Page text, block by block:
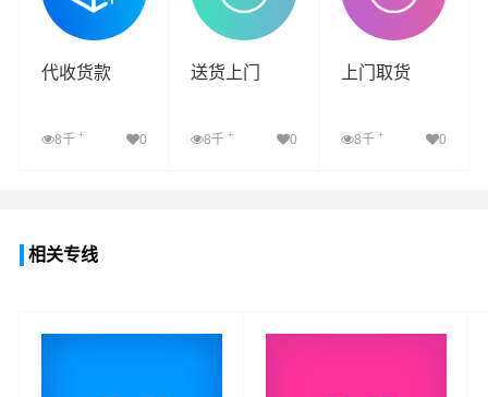
代收货款
8千 + 0
送货上门
8千+ 0
上门取货
8千 + 0
相关专线